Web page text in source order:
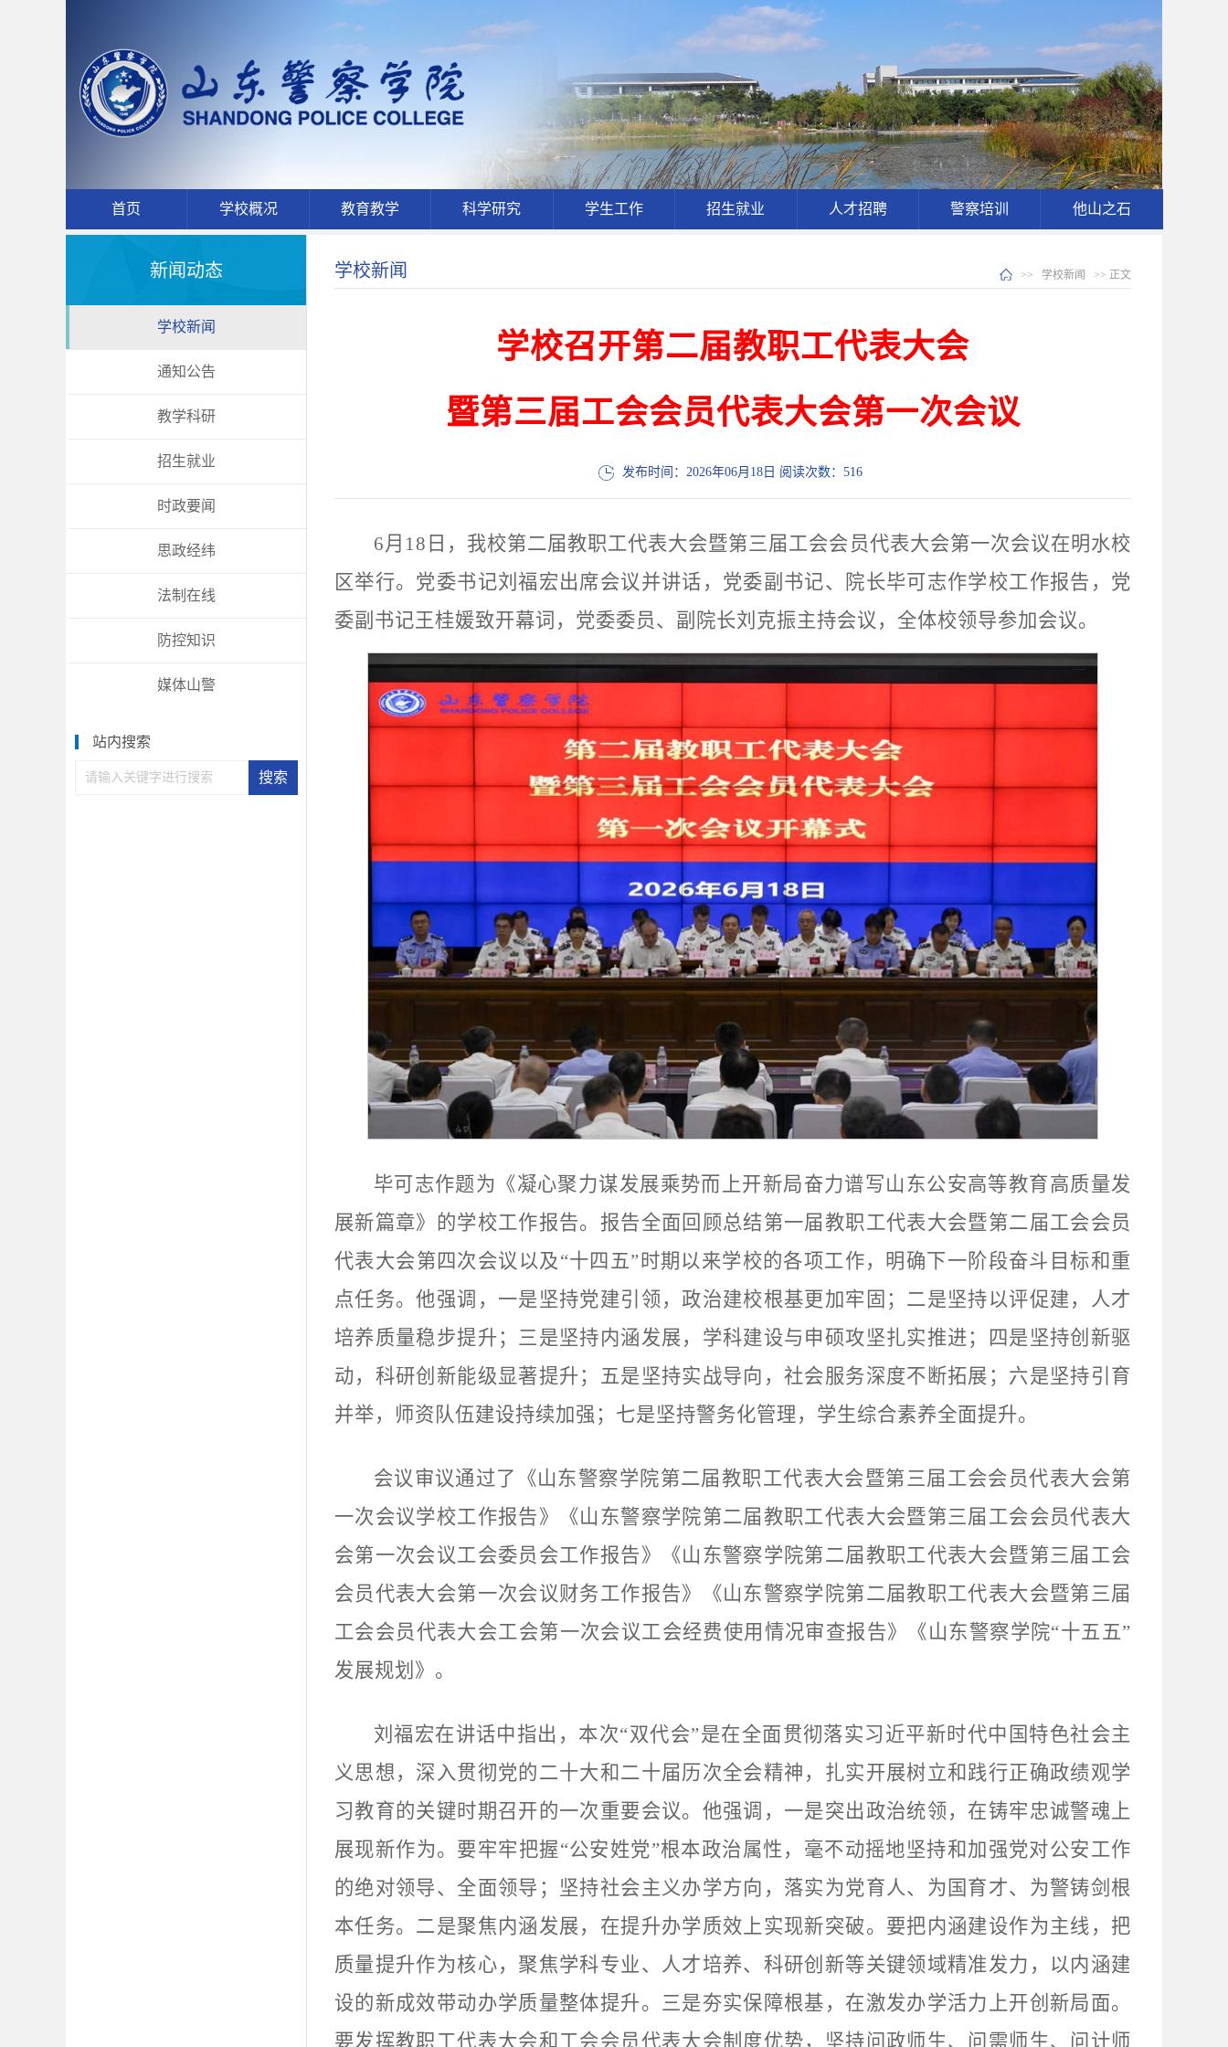
首页 学校概况 教育教学 科学研究 学生工作 招生就业 人才招聘 警察培训 他山之石
新闻动态
学校新闻
通知公告
教学科研
招生就业
时政要闻
思政经纬
法制在线
防控知识
媒体山警
站内搜索
学校新闻 >> 学校新闻 >> 正文
学校召开第二届教职工代表大会
暨第三届工会会员代表大会第一次会议
发布时间：2026年06月18日 阅读次数： 516
6月18日，我校第二届教职工代表大会暨第三届工会会员代表大会第一次会议在明水校
区举行。党委书记刘福宏出席会议并讲话，党委副书记、院长毕可志作学校工作报告，党
委副书记王桂媛致开幕词，党委委员、副院长刘克振主持会议，全体校领导参加会议。
毕可志作题为《凝心聚力谋发展乘势而上开新局奋力谱写山东公安高等教育高质量发
展新篇章》的学校工作报告。报告全面回顾总结第一届教职工代表大会暨第二届工会会员
代表大会第四次会议以及“十四五”时期以来学校的各项工作，明确下一阶段奋斗目标和重
点任务。他强调，一是坚持党建引领，政治建校根基更加牢固；二是坚持以评促建，人才
培养质量稳步提升；三是坚持内涵发展，学科建设与申硕攻坚扎实推进；四是坚持创新驱
动，科研创新能级显著提升；五是坚持实战导向，社会服务深度不断拓展；六是坚持引育
并举，师资队伍建设持续加强；七是坚持警务化管理，学生综合素养全面提升。
会议审议通过了《山东警察学院第二届教职工代表大会暨第三届工会会员代表大会第
一次会议学校工作报告》《山东警察学院第二届教职工代表大会暨第三届工会会员代表大
会第一次会议工会委员会工作报告》《山东警察学院第二届教职工代表大会暨第三届工会
会员代表大会第一次会议财务工作报告》《山东警察学院第二届教职工代表大会暨第三届
工会会员代表大会工会第一次会议工会经费使用情况审查报告》《山东警察学院“十五五”
发展规划》。
刘福宏在讲话中指出，本次“双代会”是在全面贯彻落实习近平新时代中国特色社会主
义思想，深入贯彻党的二十大和二十届历次全会精神，扎实开展树立和践行正确政绩观学
习教育的关键时期召开的一次重要会议。他强调，一是突出政治统领，在铸牢忠诚警魂上
展现新作为。要牢牢把握“公安姓党”根本政治属性，毫不动摇地坚持和加强党对公安工作
的绝对领导、全面领导；坚持社会主义办学方向，落实为党育人、为国育才、为警铸剑根
本任务。二是聚焦内涵发展，在提升办学质效上实现新突破。要把内涵建设作为主线，把
质量提升作为核心，聚焦学科专业、人才培养、科研创新等关键领域精准发力，以内涵建
设的新成效带动办学质量整体提升。三是夯实保障根基，在激发办学活力上开创新局面。
要发挥教职工代表大会和工会会员代表大会制度优势，坚持问政师生、问需师生、问计师